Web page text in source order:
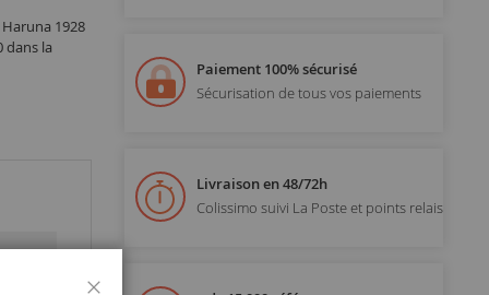
1928
dans la
Paiement 100% sécurisé
Sécurisation de tous vos paiements
Livraison en 48/72h
Colissimo suivi La Poste et points relais